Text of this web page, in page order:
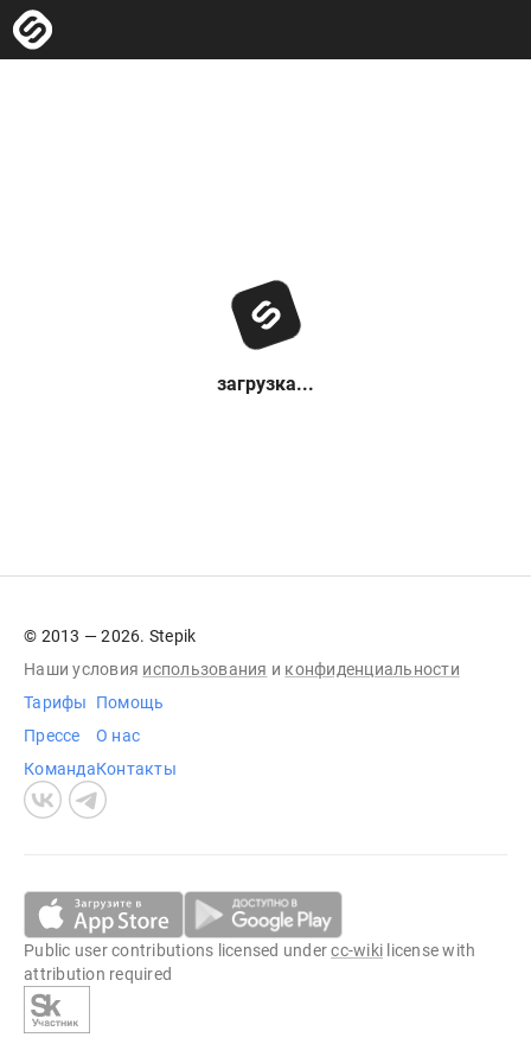
загрузка...
© 2013 — 2026. Stepik
Наши условия использования и конфиденциальности
Тарифы
Прессе
Команда
Помощь
О нас
Контакты
Public user contributions licensed undercc-wiki license with
attribution required